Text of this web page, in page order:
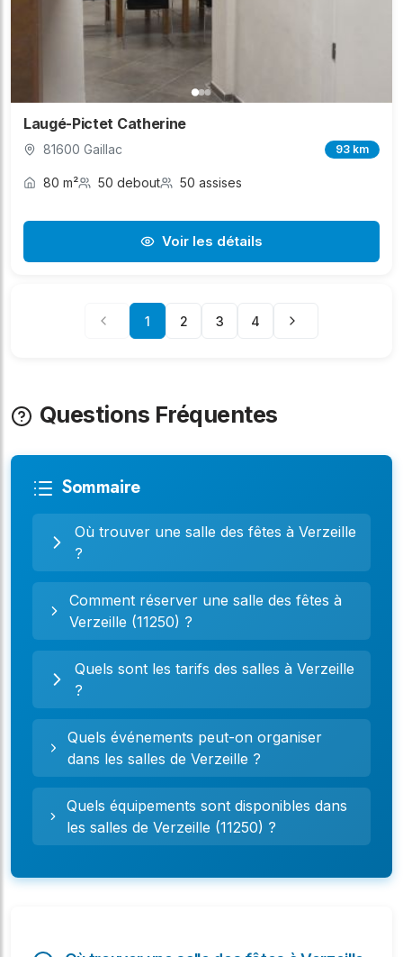
Laugé-Pictet Catherine
81600 Gaillac 93 km
80 m² 50 debout 50 assises
Voir les détails
1 2 3 4
Questions Fréquentes
Sommaire
Où trouver une salle des fêtes à Verzeille
?
Comment réserver une salle des fêtes à
Verzeille (11250) ?
Quels sont les tarifs des salles à Verzeille
?
Quels événements peut-on organiser
dans les salles de Verzeille ?
Quels équipements sont disponibles dans
les salles de Verzeille (11250) ?